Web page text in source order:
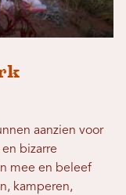
aanzien voor
bizarre
mee en beleef
kamperen,